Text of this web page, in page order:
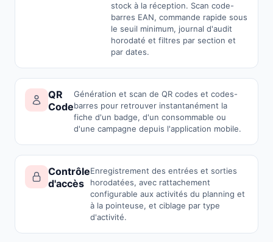
stock à la réception. Scan code-
barres EAN, commande rapide sous
le seuil minimum, journal d'audit
horodaté et filtres par section et
par dates.
QR
Code
Génération et scan de QR codes et codes-
barres pour retrouver instantanément la
fiche d'un badge, d'un consommable ou
d'une campagne depuis l'application mobile.
Contrôle
d'accès
Enregistrement des entrées et sorties
horodatées, avec rattachement
configurable aux activités du planning et
à la pointeuse, et ciblage par type
d'activité.